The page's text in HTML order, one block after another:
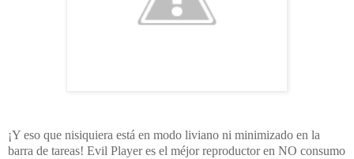
¡Y eso que nisiquiera está en modo liviano ni minimizado en la
barra de tareas! Evil Player es el méjor reproductor en NO consumo